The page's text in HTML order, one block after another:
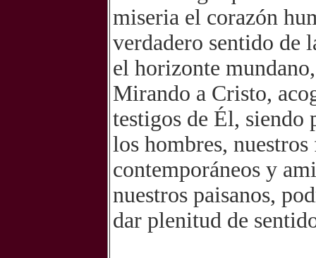
miseria el corazón
verdadero sentido de
el horizonte
Mirando a Cristo,
testigos de Él, siendo
los hombres,
contemporáneos y
nuestros paisanos,
dar plenitud de